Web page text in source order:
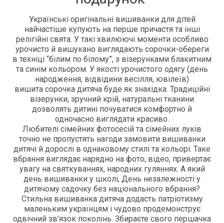
Українські оригінальні вишиванки для дітей
найчастіше купують на перше причастя та інші
релігійні свята. У такі хвилюючі моменти особливо
урочисто й вишукано виглядають сорочки-обереги
в техніці “білим по білому”, з візерунками блакитним
та синім кольором. У якості урочистого одягу (день
народження, відвідини весілля, ювілеїв)
вишита сорочка дитяча буде як знахідка. Традиційні
візерунки, зручний крій, натуральні тканини
дозволять дитині почуватися комфортно й
одночасно виглядати красиво.
Любителі сімейних фотосесій та сімейних луків
точно не пропустять нагоди замовити вишиванки
дитячі й дорослі в однаковому стилі та кольорі. Таке
вбрання виглядає нарядно на фото, відео, привертає
увагу на святкуваннях, народних гуляннях. А який
день вишиванки у школі, День незалежності у
дитячому садочку без національного вбрання?
Стильна вишиванка дитяча додасть патріотизму
маленьким українцям і чудово продемонструє
одвічний зв’язок поколінь. Збираєте свого першачка